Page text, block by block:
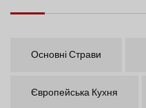
Основні Страви
Європейська Кухня